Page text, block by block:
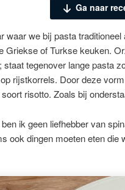
Ga naar
waar we bij pasta
Griekse of Turkse keuken.
staat tegenover lange pasta
rijstkorrels. Door deze
risotto. Zoals bij
ik geen liefhebber van
ook dingen moeten eten die